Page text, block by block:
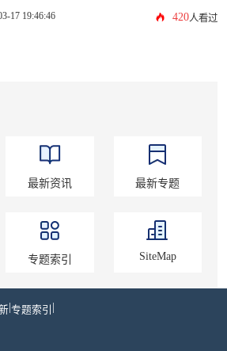
17 19:46:46 420人看过
最新资讯 最新专题
专题索引 SiteMap
|专题索引 |